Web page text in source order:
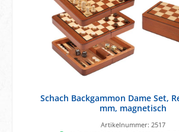
Schach Backgammon Dame Set,
mm, magnetisch
Artikelnummer: 2517